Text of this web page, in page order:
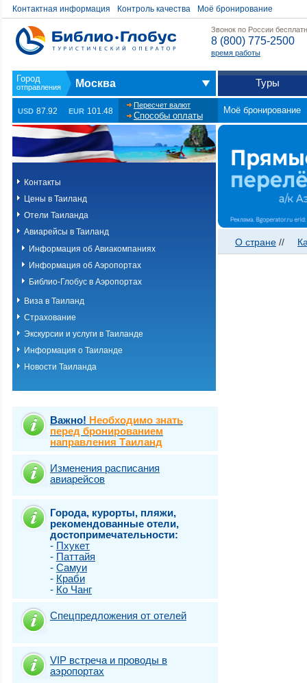
Контактная информация Контроль качества Моё бронирование
Звонок по России
8 (800) 775-2500
время работы
Москва Туры
USD 87.92 EUR 101.48
Пересчет валют
Способы оплаты
Моё бронирование
Контакты
Цены в Таиланд
Отели Таиланда
Авиарейсы в Таиланд
Информация об Авиакомпаниях
Информация об Аэропортах
Библио-Глобус в Аэропортах
Виза в Таиланд
Страхование
Экскурсии и услуги в Таиланде
Информация о Таиланде
Новости Таиланда
Важно! Необходимо знать
перед бронированием
направления Таиланд
Изменения расписания
авиарейсов
Города, курорты, пляжи,
рекомендованные отели,
достопримечательности:
- Пхукет
- Паттайя
- Самуи
- Краби
- Ко Чанг
Спецпредложения от отелей
VIP встреча и проводы в
аэропортах
О стране //